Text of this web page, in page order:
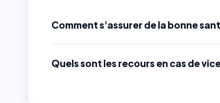
Comment s'assurer de la bonne
Quels sont les recours en cas de